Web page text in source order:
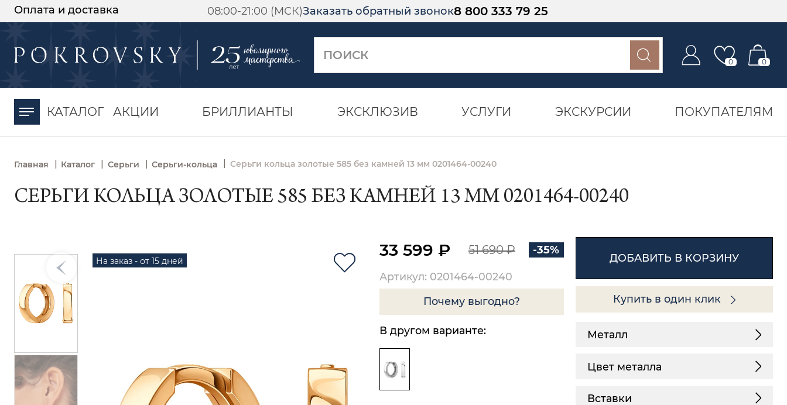
Оплата и доставка 08:00-21:00 (МСК)Заказать обратный звонок8 800 333 79 25
0 0
КАТАЛОГ АКЦИИ БРИЛЛИАНТЫ ЭКСКЛЮЗИВ УСЛУГИ ЭКСКУРСИИ ПОКУПАТЕЛЯМ
Главная | Каталог | Серьги | Серьги-кольца Серьги кольца золотые 585 без камней 13 мм 0201464-00240
СЕРЬГИ КОЛЬЦА ЗОЛОТЫЕ 585 БЕЗ КАМНЕЙ 13 ММ 0201464-00240
На заказ - от 15 дней
33 599 ₽ 51 690 ₽ -35%
Артикул: 0201464-00240
Почему выгодно?
В другом варианте:
ДОБАВИТЬ В КОРЗИНУ
Купить в один клик
Металл
Цвет металла
Вставки
-30%
момента оплаты